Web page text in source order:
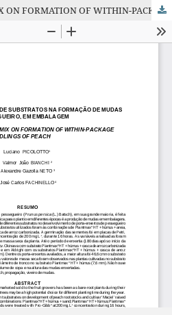
DIFFERENT POTTING MIX ON FORMATION OF WITHIN-PACKAGE SEEDLINGS OF PEACH